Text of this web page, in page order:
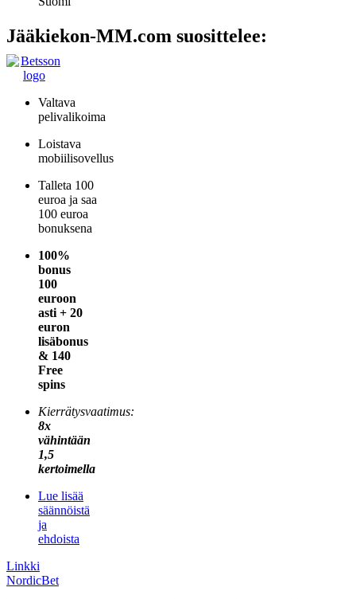
Jääkiekon-MM.com suosittelee:
Valtava
pelivalikoima
Loistava
mobiilisovellus
Talleta 100
euroa ja saa
100 euroa
bonuksena
100%
bonus
100
euroon
asti + 20
euron
lisäbonus
& 140
Free
spins
Kierrätysvaatimus:
8x
vähintään
1,5
kertoimella
Lue lisää
säännöistä
ja
ehdoista
Linkki
NordicBet